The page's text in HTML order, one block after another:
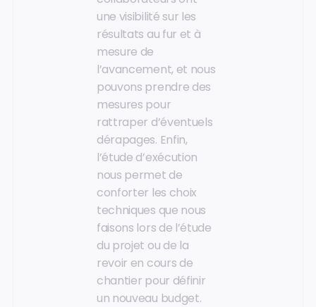
une visibilité sur les
résultats au fur et à
mesure de
l’avancement, et nous
pouvons prendre des
mesures pour
rattraper d’éventuels
dérapages. Enfin,
l’étude d’exécution
nous permet de
conforter les choix
techniques que nous
faisons lors de l’étude
du projet ou de la
revoir en cours de
chantier pour définir
un nouveau budget.